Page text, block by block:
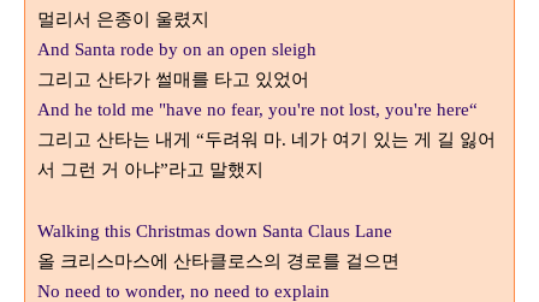
멀리서 은종이 울렸지
And Santa rode by on an open sleigh
그리고 산타가 썰매를 타고 있었어
And he told me "have no fear, you're not lost, you're here“
그리고 산타는 내게 “두려워 마. 네가 여기 있는 게 길 잃어
서 그런 거 아냐”라고 말했지
Walking this Christmas down Santa Claus Lane
올 크리스마스에 산타클로스의 경로를 걸으면
No need to wonder, no need to explain